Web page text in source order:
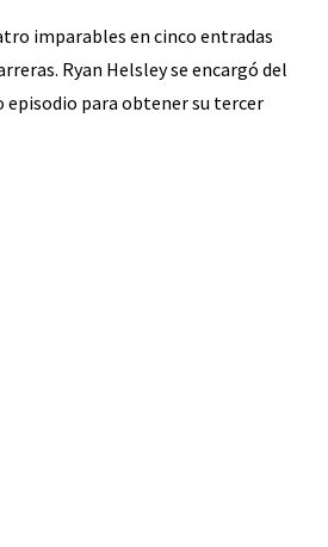
imparables en cinco entradas
Ryan Helsley se encargó del
para obtener su tercer